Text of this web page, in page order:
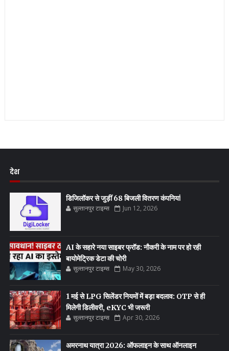
देश
डिजिलॉकर से जुड़ीं 68 बिजली वितरण कंपनियां
सुल्तानपुर टाइम्स Jun 12, 2026
AI के सहारे नया साइबर फ्रॉड: नौकरी के नाम पर हो रही
बायोमेट्रिक डेटा की चोरी
सुल्तानपुर टाइम्स May 30, 2026
1 मई से LPG सिलेंडर नियमों में बड़ा बदलाव: OTP से ही
मिलेगी डिलीवरी, eKYC भी जरूरी
सुल्तानपुर टाइम्स Apr 30, 2026
अमरनाथ यात्रा 2026: ऑफलाइन के साथ ऑनलाइन